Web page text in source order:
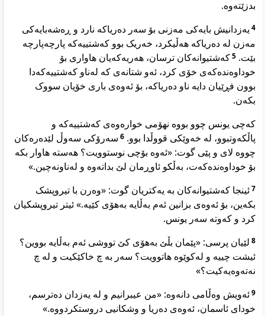
بدزێتەوە.
4 یەزدانیش بایەکی مەزنی بۆ سەر دەریاکە نارد و ڕەشەبایەکی
مەزن لە دەریاکە هەڵیکرد، خەریک بوو کەشتییەکە پارچەپارچە
بێت. 5کەشتیوانەکان ترسان، هەریەکەیان هاواری بۆ
خوداوەندەکەی خۆی کرد، ئەو شتانەی کە لەناو کەشتییەکەدا
بوون فڕێیان دایە ناو دەریاکە، بۆ ئەوەی باری خۆیان سووک
بکەن.
کەچی یونس چوو بووە نهۆمی خوارەوەی کەشتییەکە و
پاڵکەوتبوو، لە خەوێکی قووڵدا بوو. 6 سەرۆکی سەوڵ لێدەرەکان
چووە لای و پێی گوت: «ئەوە بۆچی نوستوویت؟ هەستە هاوار بکە
بۆ خوداوەندەکەت، بەڵکو ئاوڕمان لێ بداتەوە و لەناونەچین.»
7ئینجا کەشتیوانەکان بە یەکتریان گوت: «وەرن با تیروپشک
بکەین، بۆ ئەوەی بزانین ئەم بەڵایە بەهۆی کێیە.» ئیتر تیروپشکیان
کرد و کەوتە سەر یونس.
8 لێیان پرسی: «پێمان بڵێ بەهۆی کێ تووشی ئەم بەڵایە بووین؟
ئیشت چییە و لەکوێوە هاتوویت؟ سەر بە چ خاکێکیت و لە چ
نەتەوەیەکیت؟»
9ئەویش وەڵامی دانەوە: «من عیبرانیم و لە یەزدان دەترسم،
خودای ئاسمان، ئەوەی دەریا و وشکانیی دروستکردووە.»